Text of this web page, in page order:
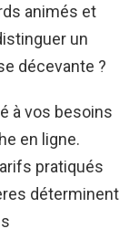
animés et
un
décevante ?
à vos besoins
en ligne.
pratiqués
déterminent